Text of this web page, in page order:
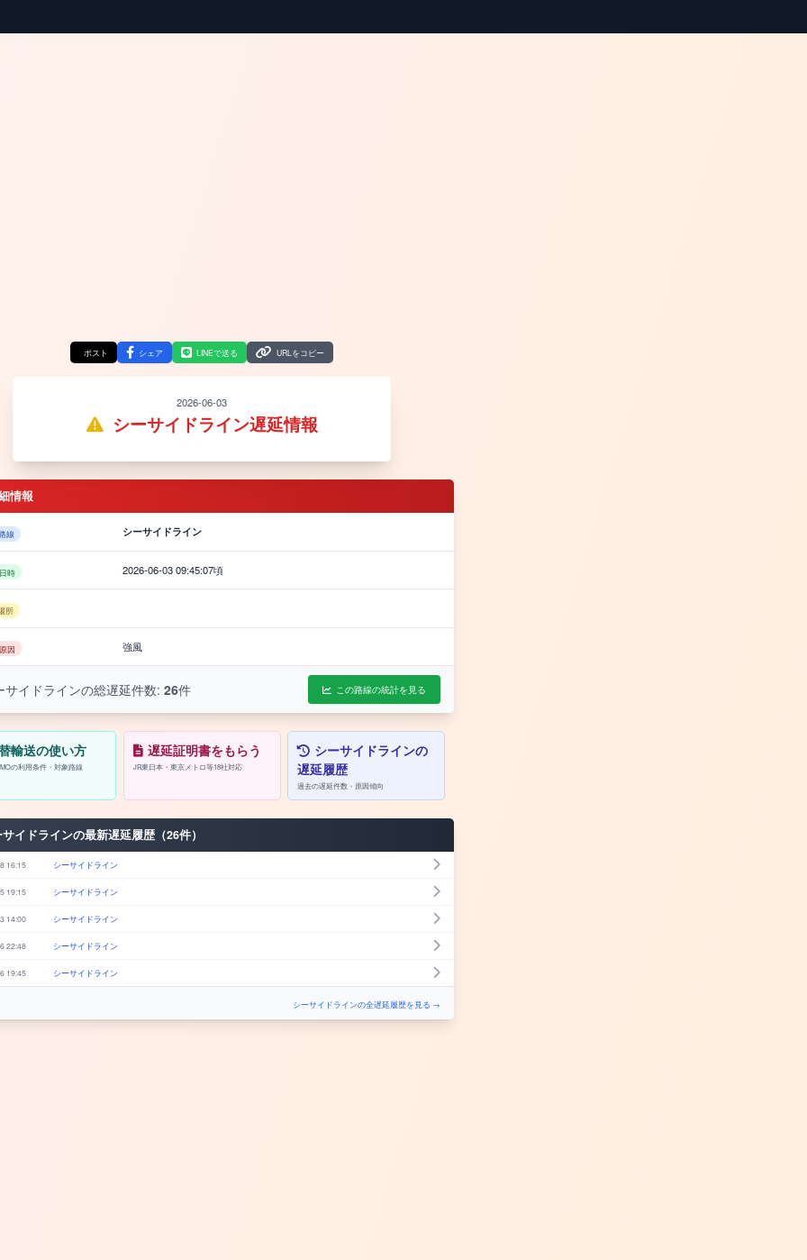
ポスト シェア LINEで送る URLをコピー
2026-06-03
シーサイドライン遅延情報
情報
線 シーサイドライン
時 2026-06-03 09:45:07頃
所
因 強風
サイドラインの総遅延件数: 26件 この路線の統計を見る
輸送の使い方
の利用条件・対象路線
遅延証明書をもらう
JR東日本・東京メトロ等18社対応
シーサイドラインの
遅延履歴
過去の遅延件数・原因傾向
イドラインの最新遅延履歴（26件）
16:15 シーサイドライン
19:15 シーサイドライン
14:00 シーサイドライン
22:48 シーサイドライン
19:45 シーサイドライン
シーサイドラインの全遅延履歴を見る →